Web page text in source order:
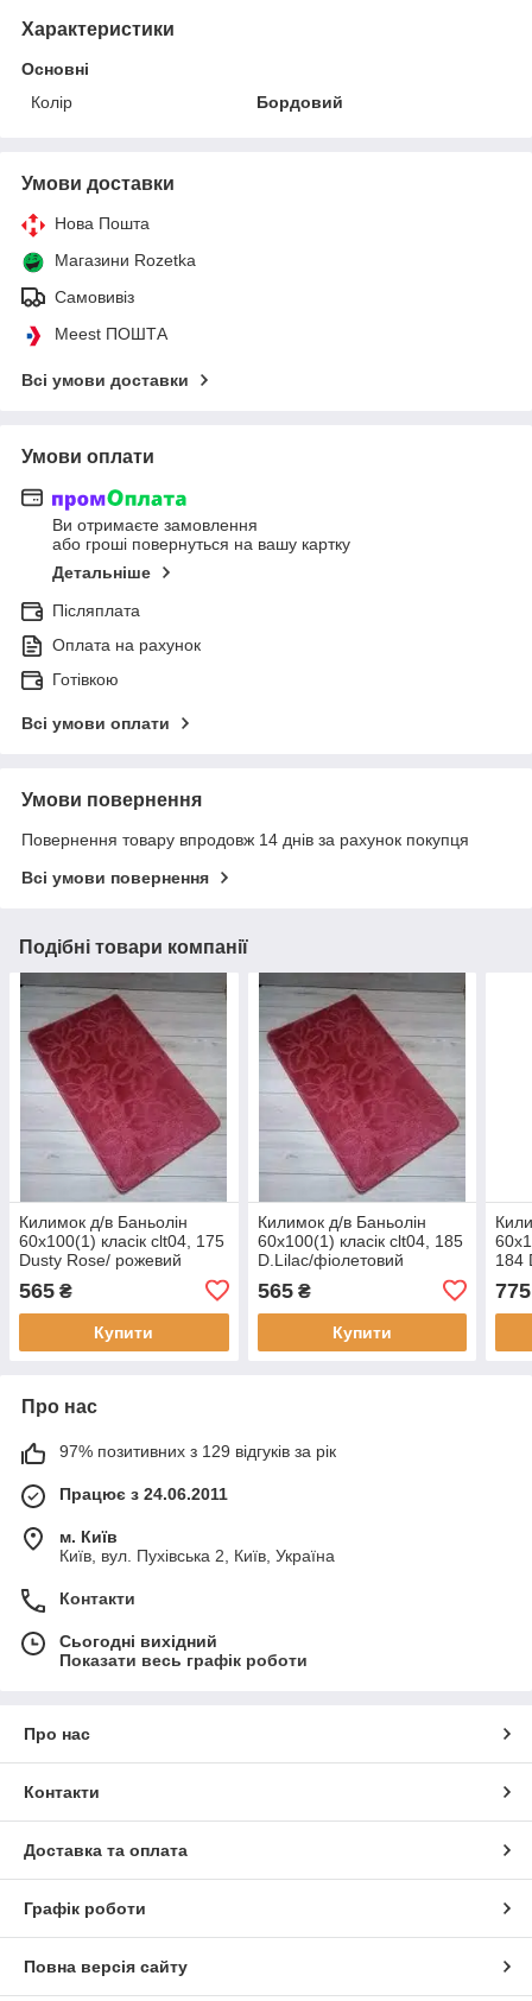
Характеристики
Основні
Колір
Бордовий
Умови доставки
Нова Пошта
Магазини Rozetka
Самовивіз
Meest ПОШТА
Всі умови доставки
Умови оплати
Ви отримаєте замовлення
або гроші повернуться на вашу картку
Детальніше
Післяплата
Оплата на рахунок
Готівкою
Всі умови оплати
Умови повернення
Повернення товару впродовж 14 днів за рахунок покупця
Всі умови повернення
Подібні товари компанії
Килимок д/в Баньолін
60х100(1) класік clt04, 175
Dusty Rose/ рожевий
565 ₴
Купити
Килимок д/в Баньолін
60х100(1) класік clt04, 185
D.Lilac/фіолетовий
565₴
Купити
184
775
Про нас
97% позитивних з 129 відгуків за рік
Працює з 24.06.2011
м. Київ
Київ, вул. Пухівська 2, Київ, Україна
Контакти
Сьогодні вихідний
Показати весь графік роботи
Про нас
Контакти
Доставка та оплата
Графік роботи
Повна версія сайту